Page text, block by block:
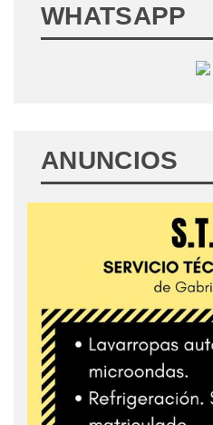
WHATSAPP
ANUNCIOS